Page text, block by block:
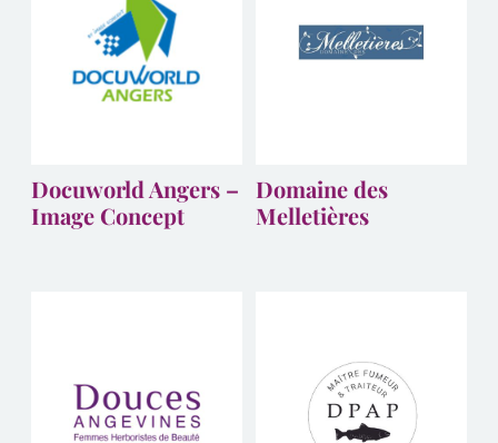
Docuworld Angers –
Image Concept
Domaine des
Melletières